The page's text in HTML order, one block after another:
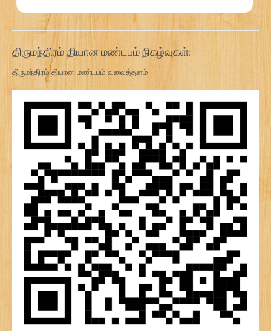
திருமந்திரம் தியான மண்டபம் நிகழ்வுகள்:
திருமந்திரம் தியான மண்டபம் வலைத்தளம்